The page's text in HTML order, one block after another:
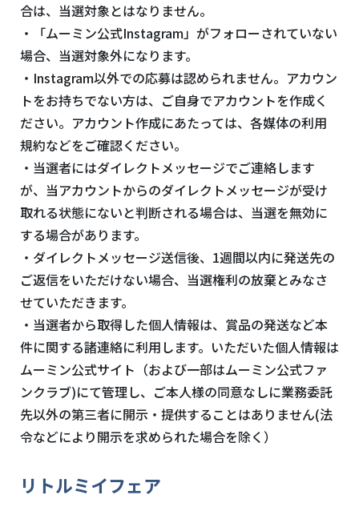
合は、当選対象とはなりません。
・「ムーミン公式Instagram」がフォローされていない
場合、当選対象外になります。
・Instagram以外での応募は認められません。アカウン
トをお持ちでない方は、ご自身でアカウントを作成く
ださい。アカウント作成にあたっては、各媒体の利用
規約などをご確認ください。
・当選者にはダイレクトメッセージでご連絡します
が、当アカウントからのダイレクトメッセージが受け
取れる状態にないと判断される場合は、当選を無効に
する場合があります。
・ダイレクトメッセージ送信後、1週間以内に発送先の
ご返信をいただけない場合、当選権利の放棄とみなさ
せていただきます。
・当選者から取得した個人情報は、賞品の発送など本
件に関する諸連絡に利用します。いただいた個人情報は
ムーミン公式サイト（および一部はムーミン公式ファ
ンクラブ)にて管理し、ご本人様の同意なしに業務委託
先以外の第三者に開示・提供することはありません(法
令などにより開示を求められた場合を除く）
リトルミイフェア